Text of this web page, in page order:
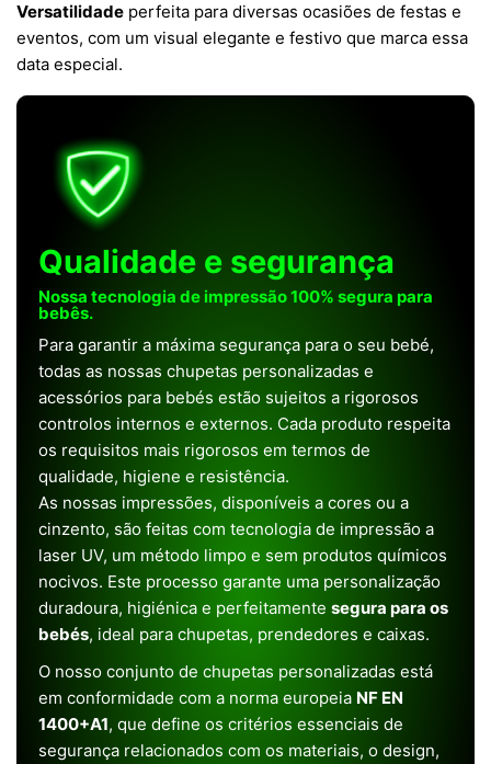
Versatilidade perfeita para diversas ocasiões de festas e
eventos, com um visual elegante e festivo que marca essa
data especial.
Qualidade e segurança
Nossa tecnologia de impressão 100% segura para
bebês.
Para garantir a máxima segurança para o seu bebé,
todas as nossas chupetas personalizadas e
acessórios para bebés estão sujeitos a rigorosos
controlos internos e externos. Cada produto respeita
os requisitos mais rigorosos em termos de
qualidade, higiene e resistência.
As nossas impressões, disponíveis a cores ou a
cinzento, são feitas com tecnologia de impressão a
laser UV, um método limpo e sem produtos químicos
nocivos. Este processo garante uma personalização
duradoura, higiénica e perfeitamente segura para os
bebés, ideal para chupetas, prendedores e caixas.
O nosso conjunto de chupetas personalizadas está
em conformidade com a norma europeia NF EN
1400+A1, que define os critérios essenciais de
segurança relacionados com os materiais, o design,